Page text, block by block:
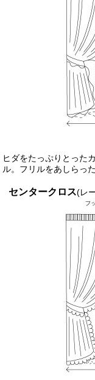
ヒダをたっぷりとった
ル。フリルをあしらっ
センタークロス(レ